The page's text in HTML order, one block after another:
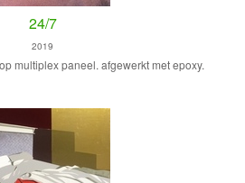
24/7
2019
multiplex paneel. afgewerkt met epoxy.